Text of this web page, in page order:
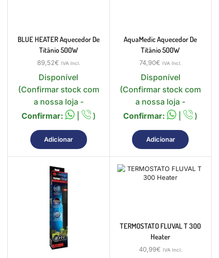
BLUE HEATER Aquecedor De
Titânio 500W
89,52€ IVA Incl.
Disponível
(Confirmar stock com
a nossa loja -
Confirmar:
| )
Adicionar
AquaMedic Aquecedor De
Titânio 500W
74,90€ IVA Incl.
Disponível
(Confirmar stock com
a nossa loja -
Confirmar:
| )
Adicionar
TERMOSTATO FLUVAL T 300
Heater
40,99€ IVA Incl.